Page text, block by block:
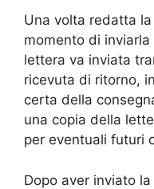
Una volta redatta
momento di inviarla
lettera va inviata
ricevuta di ritorno,
certa della
una copia della
per eventuali futuri
Dopo aver inviato